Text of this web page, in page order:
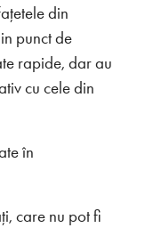
din
punct de
rapide, dar au
cu cele din
în
care nu pot fi